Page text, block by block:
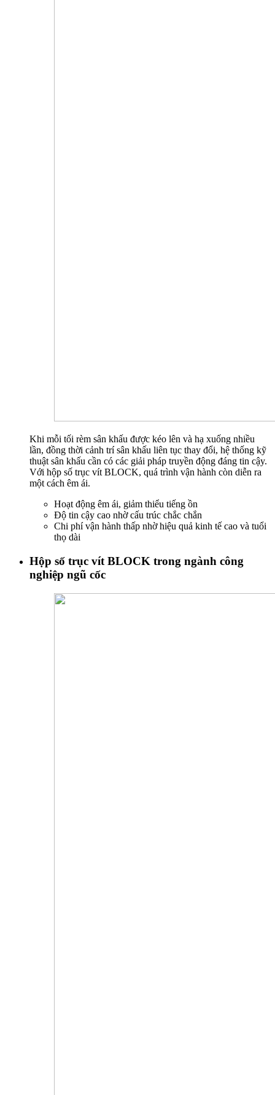
Khi mỗi tối rèm sân khấu được kéo lên và hạ xuống nhiều
lần, đồng thời cảnh trí sân khấu liên tục thay đổi, hệ thống kỹ
thuật sân khấu cần có các giải pháp truyền động đáng tin cậy.
Với hộp số trục vít BLOCK, quá trình vận hành còn diễn ra
một cách êm ái.
Hoạt động êm ái, giảm thiểu tiếng ồn
Độ tin cậy cao nhờ cấu trúc chắc chắn
Chi phí vận hành thấp nhờ hiệu quả kinh tế cao và tuổi
thọ dài
Hộp số trục vít BLOCK trong ngành công
nghiệp ngũ cốc